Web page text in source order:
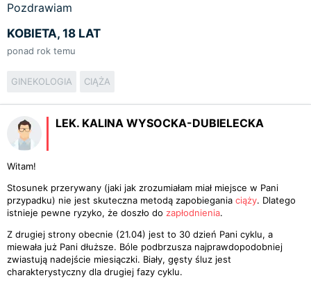
Pozdrawiam
KOBIETA, 18 LAT
ponad rok temu
GINEKOLOGIA CIĄŻA
LEK. KALINA WYSOCKA-DUBIELECKA
Witam!
Stosunek przerywany (jaki jak zrozumiałam miał miejsce w Pani
przypadku) nie jest skuteczna metodą zapobiegania ciąży. Dlatego
istnieje pewne ryzyko, że doszło do zapłodnienia.
Z drugiej strony obecnie (21.04) jest to 30 dzień Pani cyklu, a
miewała już Pani dłuższe. Bóle podbrzusza najprawdopodobniej
zwiastują nadejście miesiączki. Biały, gęsty śluz jest
charakterystyczny dla drugiej fazy cyklu.